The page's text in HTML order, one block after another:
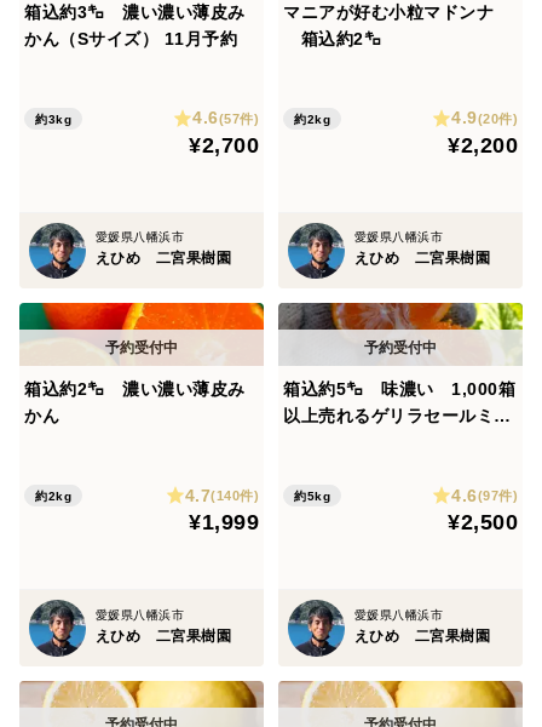
箱込約3㌔ 濃い濃い薄皮み
かん（Sサイズ） 11月予約
約3kg 4.6(57件)
¥2,700
愛媛県八幡浜市
えひめ 二宮果樹園
マニアが好む小粒マドンナ
箱込約2㌔
約2kg 4.9(20件)
¥2,200
愛媛県八幡浜市
えひめ 二宮果樹園
箱込約2㌔ 濃い濃い薄皮み
かん
約2kg 4.7(140件)
¥1,999
愛媛県八幡浜市
えひめ 二宮果樹園
箱込約5㌔ 味濃い 1,000箱
以上売れるゲリラセールミカ
約5kg 4.6(97件)
¥2,500
愛媛県八幡浜市
えひめ 二宮果樹園